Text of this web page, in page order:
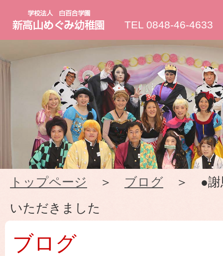
新
高
山
め
ぐ
み
幼
稚
TEL 0848-46-4633
トップページ ＞ ブログ ＞ ●謝
いただきました
ブログ